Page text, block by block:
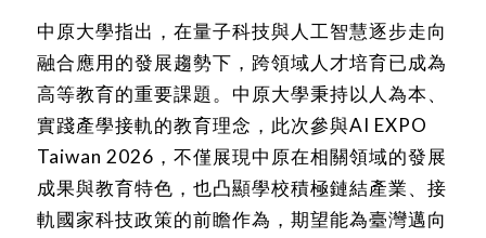
中原大學指出，在量子科技與人工智慧逐步走向
融合應用的發展趨勢下，跨領域人才培育已成為
高等教育的重要課題。中原大學秉持以人為本、
實踐產學接軌的教育理念，此次參與AI EXPO
Taiwan 2026，不僅展現中原在相關領域的發展
成果與教育特色，也凸顯學校積極鏈結產業、接
軌國家科技政策的前瞻作為，期望能為臺灣邁向